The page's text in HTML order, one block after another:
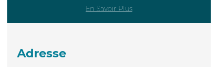
En Savoir Plus
Adresse